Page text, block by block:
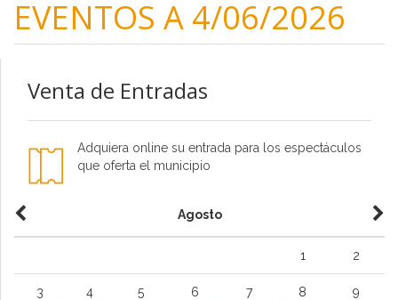
EVENTOS A 4/06/2026
Venta de Entradas
Adquiera online su entrada para los espectáculos
que oferta el municipio
Agosto
1 2
3 4 5 6 7 8 9